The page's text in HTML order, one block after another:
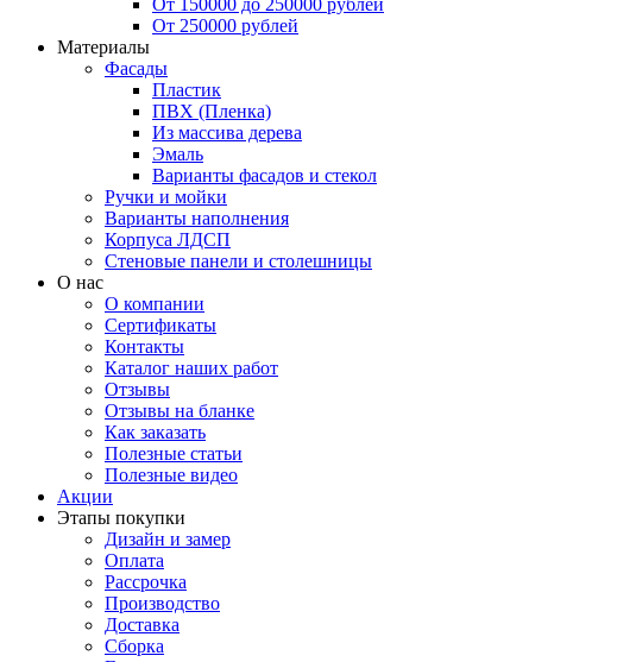
От 150000 до 250000 рублей
От 250000 рублей
Материалы
Фасады
Пластик
ПВХ (Пленка)
Из массива дерева
Эмаль
Варианты фасадов и стекол
Ручки и мойки
Варианты наполнения
Корпуса ЛДСП
Стеновые панели и столешницы
О нас
О компании
Сертификаты
Контакты
Каталог наших работ
Отзывы
Отзывы на бланке
Как заказать
Полезные статьи
Полезные видео
Акции
Этапы покупки
Дизайн и замер
Оплата
Рассрочка
Производство
Доставка
Сборка